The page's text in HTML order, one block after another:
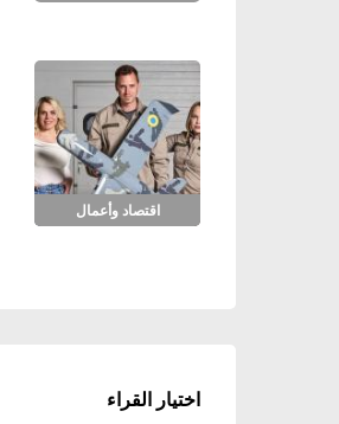
اقتصاد وأعمال
اختيار القراء